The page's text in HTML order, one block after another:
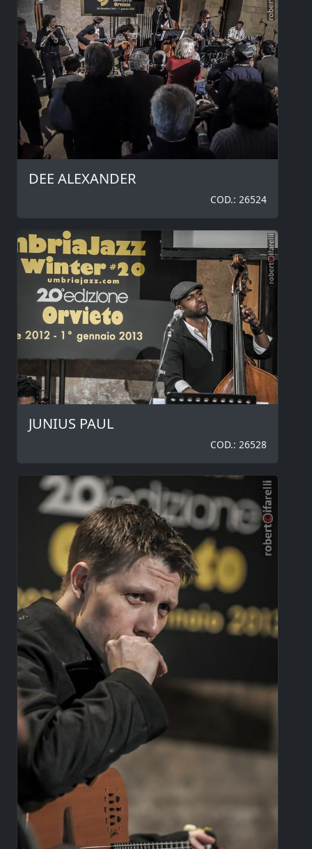
DEE ALEXANDER
COD.: 26524
JUNIUS PAUL
COD.: 26528